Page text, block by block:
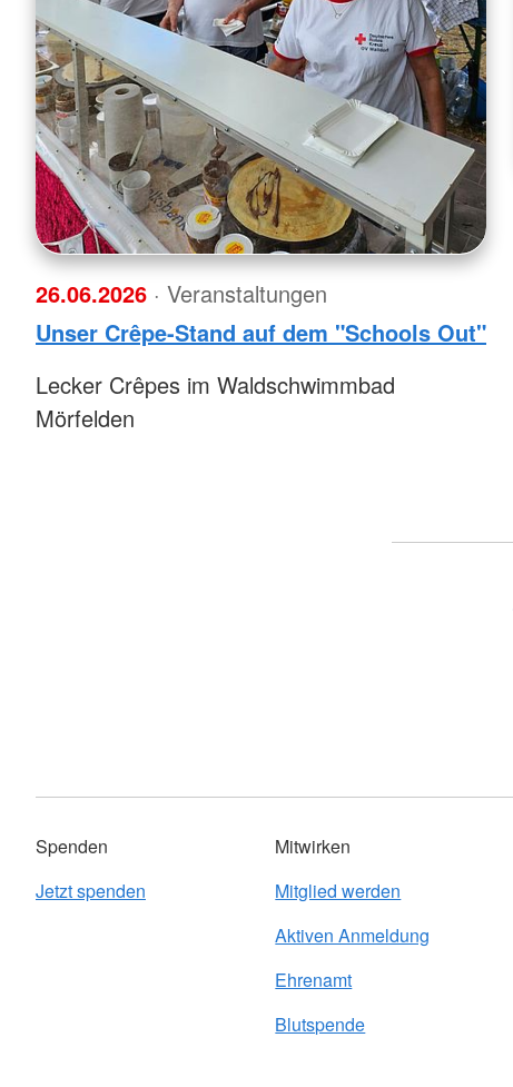
26.06.2026 · Veranstaltungen
Unser Crêpe-Stand auf dem "Schools Out"
Lecker Crêpes im Waldschwimmbad
Mörfelden
Spenden
Jetzt spenden
Mitwirken
Mitglied werden
Aktiven Anmeldung
Ehrenamt
Blutspende